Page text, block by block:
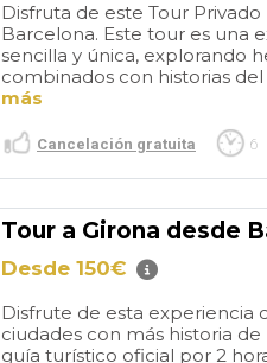
Disfruta de este Tour
Barcelona. Este tour es una
sencilla y única, explorando
combinados con historias
más
Cancelación gratuita 6
Tour a Girona desde
Desde 150€
Disfrute de esta experiencia
ciudades con más historia
guía turístico oficial por 2